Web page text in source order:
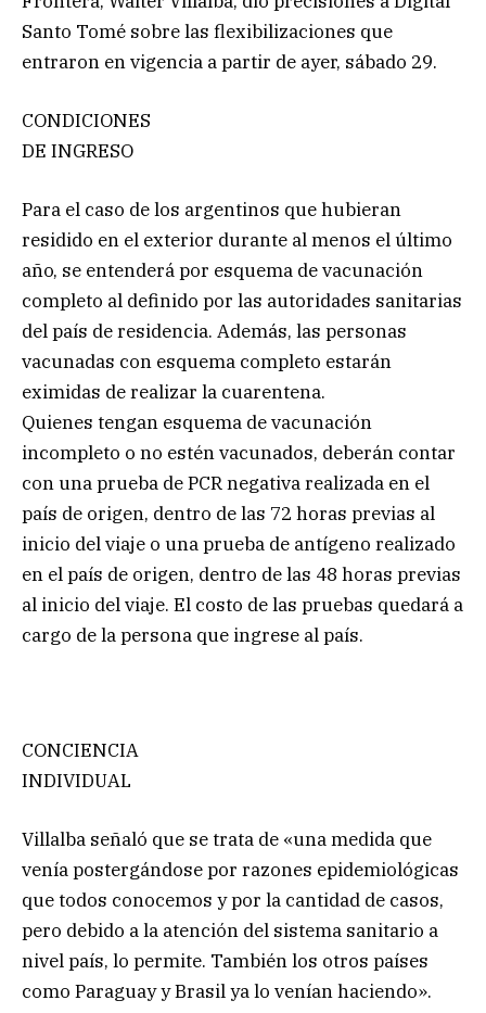
Santo Tomé sobre las flexibilizaciones que
entraron en vigencia a partir de ayer, sábado 29.
CONDICIONES
DE INGRESO
Para el caso de los argentinos que hubieran
residido en el exterior durante al menos el último
año, se entenderá por esquema de vacunación
completo al definido por las autoridades sanitarias
del país de residencia. Además, las personas
vacunadas con esquema completo estarán
eximidas de realizar la cuarentena.
Quienes tengan esquema de vacunación
incompleto o no estén vacunados, deberán contar
con una prueba de PCR negativa realizada en el
país de origen, dentro de las 72 horas previas al
inicio del viaje o una prueba de antígeno realizado
en el país de origen, dentro de las 48 horas previas
al inicio del viaje. El costo de las pruebas quedará a
cargo de la persona que ingrese al país.
CONCIENCIA
INDIVIDUAL
Villalba señaló que se trata de «una medida que
venía postergándose por razones epidemiológicas
que todos conocemos y por la cantidad de casos,
pero debido a la atención del sistema sanitario a
nivel país, lo permite. También los otros países
como Paraguay y Brasil ya lo venían haciendo».